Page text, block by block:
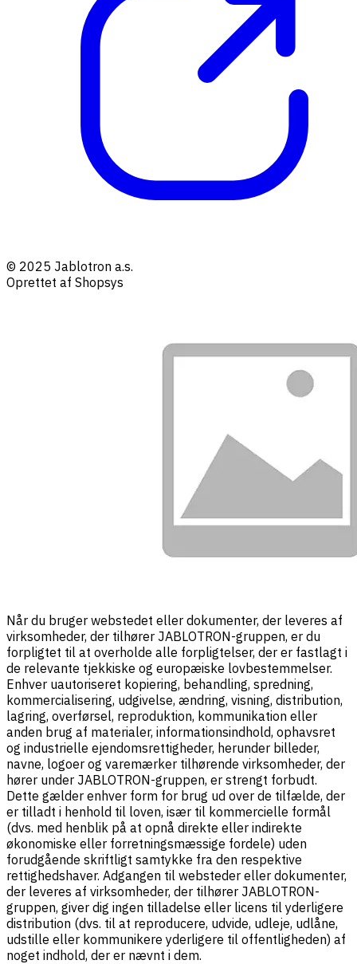
© 2025 Jablotron a.s.
Oprettet af Shopsys
Når du bruger webstedet eller dokumenter, der leveres af
virksomheder, der tilhører JABLOTRON-gruppen, er du
forpligtet til at overholde alle forpligtelser, der er fastlagt i
de relevante tjekkiske og europæiske lovbestemmelser.
Enhver uautoriseret kopiering, behandling, spredning,
kommercialisering, udgivelse, ændring, visning, distribution,
lagring, overførsel, reproduktion, kommunikation eller
anden brug af materialer, informationsindhold, ophavsret
og industrielle ejendomsrettigheder, herunder billeder,
navne, logoer og varemærker tilhørende virksomheder, der
hører under JABLOTRON-gruppen, er strengt forbudt.
Dette gælder enhver form for brug ud over de tilfælde, der
er tilladt i henhold til loven, især til kommercielle formål
(dvs. med henblik på at opnå direkte eller indirekte
økonomiske eller forretningsmæssige fordele) uden
forudgående skriftligt samtykke fra den respektive
rettighedshaver. Adgangen til websteder eller dokumenter,
der leveres af virksomheder, der tilhører JABLOTRON-
gruppen, giver dig ingen tilladelse eller licens til yderligere
distribution (dvs. til at reproducere, udvide, udleje, udlåne,
udstille eller kommunikere yderligere til offentligheden) af
noget indhold, der er nævnt i dem.